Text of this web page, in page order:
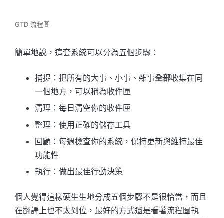
GTD 流程圖
簡單地說，這套系統可以分為五個步驟：
捕捉：把所有的大事、小事、雜事全部收集在同
一個地方，可以稱為收件匣
清理：每日清空你的收件匣
整理：使用正確的儲存工具
回顧：每週檢查你的系統，保持更新與維持最佳
功能性
執行：做出最佳行動決策
個人覺得這樣硬生生地分成五個步驟不是很恰當，而且
在翻譯上也不太到位，最好的方式還是看著流程圖執